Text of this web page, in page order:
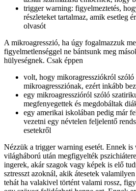
trigger warning: figyelmeztetés,
részleteket tartalmaz, amik esetleg
olvasót
A mikroagresszió, ha úgy fogalmazzuk
figyelmetlenséggel ne bántsunk meg
hülyeségnek. Csak éppen
volt, hogy mikoragressziókról
mikroagressziónak, ezért inkább
egy mikroagresszióról szóló
megfenyegettek és megdobáltak
egy amerikai iskolában pedig már
vezetni egy névtelen feljelentő
esetekről
Nézzük a trigger warning esetét. Ennek is
világháború után megfigyelték
ingerek, akár szagok vagy képek is elő
sztresszt azoknál, akik átesetek
tehát ha valakivel történt valami rossz,